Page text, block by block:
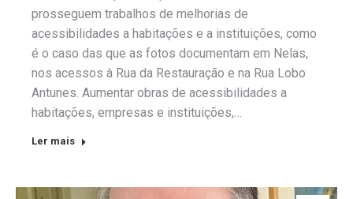
prosseguem trabalhos de melhorias de
acessibilidades a habitações e a instituições, como
é o caso das que as fotos documentam em Nelas,
nos acessos à Rua da Restauração e na Rua Lobo
Antunes. Aumentar obras de acessibilidades a
habitações, empresas e instituições,…
Ler mais